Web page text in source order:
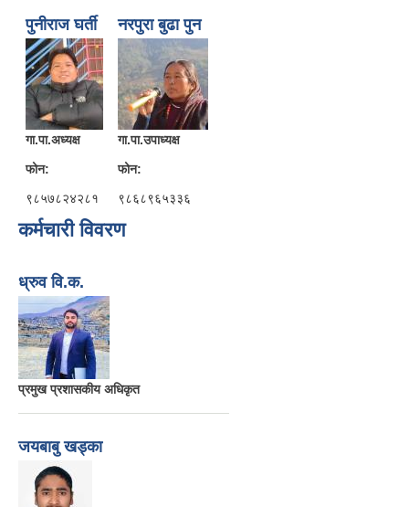
पुनीराज घर्ती
गा.पा.अध्यक्ष
फोन:
९८५७८२४२८१
नरपुरा बुढा पुन
गा.पा.उपाध्यक्ष
फोन:
९८६८९६५३३६
कर्मचारी विवरण
ध्रुव वि.क.
प्रमुख प्रशासकीय अधिकृत
जयबाबु खड्का